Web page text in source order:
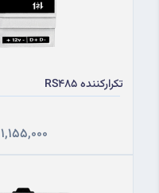
تکرارکننده RS485
1,155,000